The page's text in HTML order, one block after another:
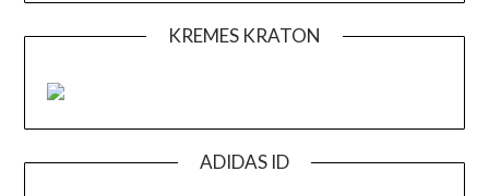
KREMES KRATON
ADIDAS ID